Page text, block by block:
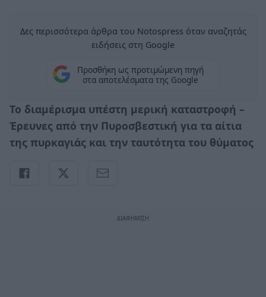
Δες περισσότερα άρθρα του Notospress όταν αναζητάς
ειδήσεις στη Google
Προσθήκη ως προτιμώμενη πηγή
στα αποτελέσματα της Google
Το διαμέρισμα υπέστη μερική καταστροφή –
Έρευνες από την Πυροσβεστική για τα αίτια
της πυρκαγιάς και την ταυτότητα του θύματος